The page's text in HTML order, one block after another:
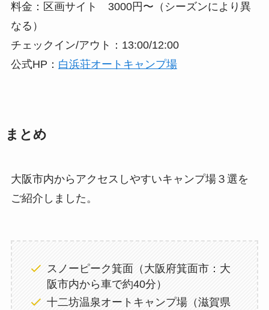
料金：区画サイト 3000円〜（シーズンにより異
なる）
チェックイン/アウト：13:00/12:00
公式HP： 白浜荘オートキャンプ場
まとめ
大阪市内からアクセスしやすいキャンプ場３選を
ご紹介しました。
スノーピーク箕面（大阪府箕面市：大
阪市内から車で約40分）
十二坊温泉オートキャンプ場（滋賀県